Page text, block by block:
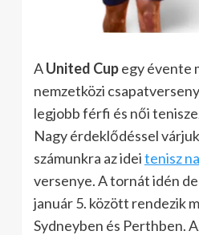
AUnited Cupegy évente
nemzetközi
legjobb férfi és női
Nagy érdeklődéssel
számunkra az ideitenisz
versenye. A tornát idén
január 5. között rendezik
Sydneyben és Perthben.